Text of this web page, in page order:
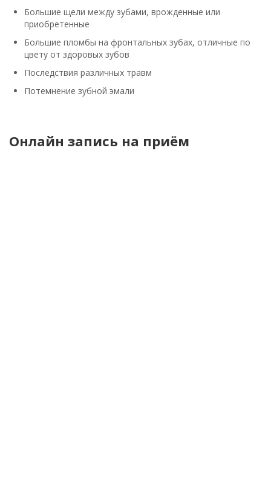
Большие щели между зубами, врожденные или
приобретенные
Большие пломбы на фронтальных зубах, отличные по
цвету от здоровых зубов
Последствия различных травм
Потемнение зубной эмали
Онлайн запись на приём